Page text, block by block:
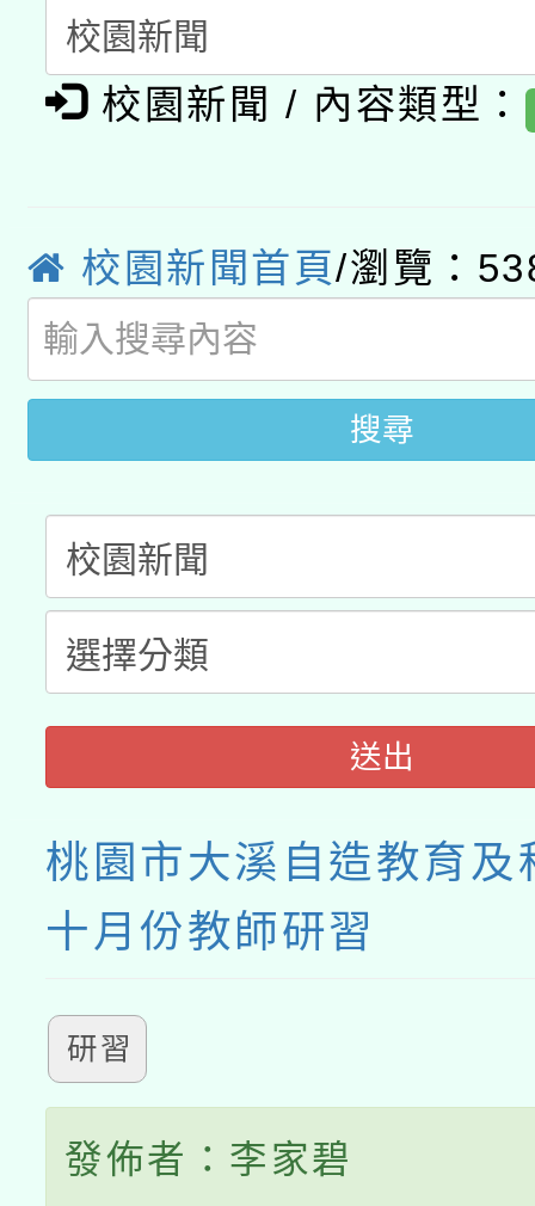
國立臺灣師範大學辦理
年度健康促進學校輔導
函轉國家教育研究院中
原住民族教育政策研討
轉知教育部國民及學前
方素養工作坊新北場」
函轉國立臺灣師範大學
「族語學習班」招生簡
文教學共融平台-教案
件」活動簡章
教育部國民及學前教育
年度COVID-19疫苗接
接種對象擴大為「滿6
接種之民眾」措施，延
月28日止
校園新聞 / 內容類型：
校園新聞首頁/瀏覽：
搜尋
送出
桃園市大溪自造教育及
十月份教師研習
研習
發佈者：李家碧